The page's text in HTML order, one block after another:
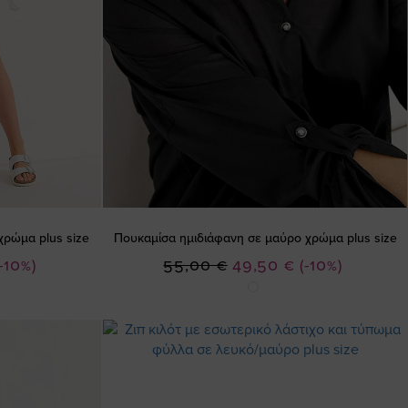
plus size
10%)
Πουκαμίσα ημιδιάφανη σε μαύρο χρώμα plus size
(-10%)
Ειδική
49,50 €
55,00 €